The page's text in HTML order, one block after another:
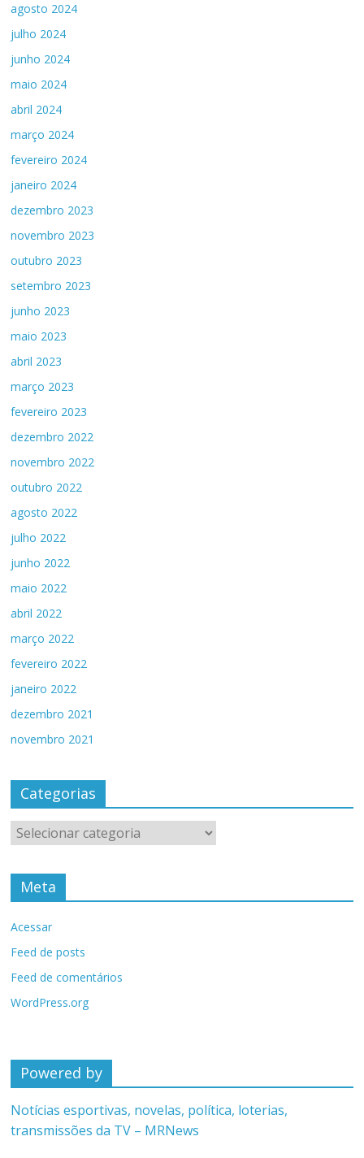
agosto 2024
julho 2024
junho 2024
maio 2024
abril 2024
março 2024
fevereiro 2024
janeiro 2024
dezembro 2023
novembro 2023
outubro 2023
setembro 2023
junho 2023
maio 2023
abril 2023
março 2023
fevereiro 2023
dezembro 2022
novembro 2022
outubro 2022
agosto 2022
julho 2022
junho 2022
maio 2022
abril 2022
março 2022
fevereiro 2022
janeiro 2022
dezembro 2021
novembro 2021
Categorias
Categorias
Meta
Acessar
Feed de posts
Feed de comentários
WordPress.org
Powered by
Notícias esportivas, novelas, política, loterias,
transmissões da TV – MRNews